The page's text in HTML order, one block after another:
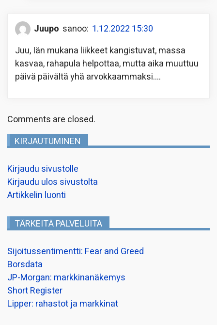
Juupo sanoo: 1.12.2022 15:30
Juu, Iän mukana liikkeet kangistuvat, massa
kasvaa, rahapula helpottaa, mutta aika muuttuu
päivä päivältä yhä arvokkaammaksi….
Comments are closed.
KIRJAUTUMINEN
Kirjaudu sivustolle
Kirjaudu ulos sivustolta
Artikkelin luonti
TÄRKEITÄ PALVELUITA
Sijoitussentimentti: Fear and Greed
Borsdata
JP-Morgan: markkinanäkemys
Short Register
Lipper: rahastot ja markkinat